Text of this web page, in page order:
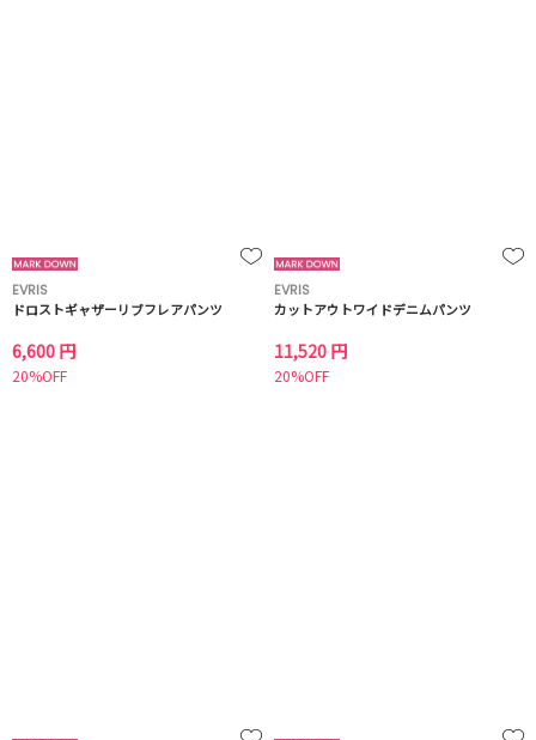
EVRIS
ドロストギャザーリブフレアパンツ
6,600 円
20%OFF
EVRIS
カットアウトワイドデニムパンツ
11,520 円
20%OFF